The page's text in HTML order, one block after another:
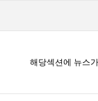
해당섹션에 뉴스